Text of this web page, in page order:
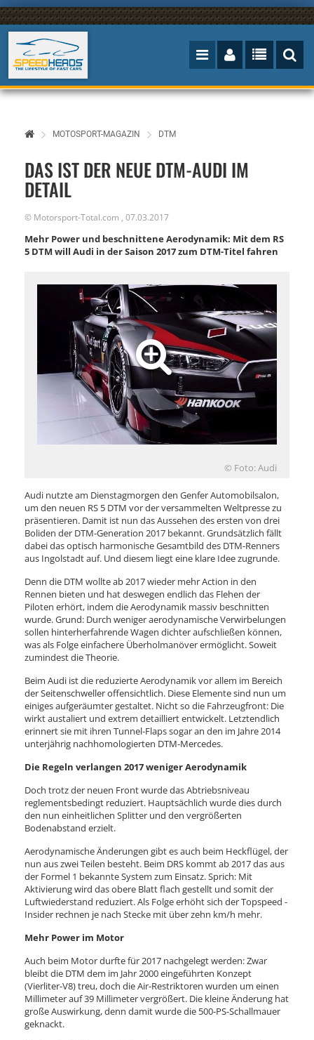
MOTOSPORT-MAGAZIN DTM
DAS IST DER NEUE DTM-AUDI IM
DETAIL
© Motorsport-Total.com , 07.03.2017
Mehr Power und beschnittene Aerodynamik: Mit dem RS
5 DTM will Audi in der Saison 2017 zum DTM-Titel fahren
© Foto: Audi
Audi nutzte am Dienstagmorgen den Genfer Automobilsalon,
um den neuen RS 5 DTM vor der versammelten Weltpresse zu
präsentieren. Damit ist nun das Aussehen des ersten von drei
Boliden der DTM-Generation 2017 bekannt. Grundsätzlich fällt
dabei das optisch harmonische Gesamtbild des DTM-Renners
aus Ingolstadt auf. Und diesem liegt eine klare Idee zugrunde.
Denn die DTM wollte ab 2017 wieder mehr Action in den
Rennen bieten und hat deswegen endlich das Flehen der
Piloten erhört, indem die Aerodynamik massiv beschnitten
wurde. Grund: Durch weniger aerodynamische Verwirbelungen
sollen hinterherfahrende Wagen dichter aufschließen können,
was als Folge einfachere Überholmanöver ermöglicht. Soweit
zumindest die Theorie.
Beim Audi ist die reduzierte Aerodynamik vor allem im Bereich
der Seitenschweller offensichtlich. Diese Elemente sind nun um
einiges aufgeräumter gestaltet. Nicht so die Fahrzeugfront: Die
wirkt austaliert und extrem detailliert entwickelt. Letztendlich
erinnert sie mit ihren Tunnel-Flaps sogar an den im Jahre 2014
unterjährig nachhomologierten DTM-Mercedes.
Die Regeln verlangen 2017 weniger Aerodynamik
Doch trotz der neuen Front wurde das Abtriebsniveau
reglementsbedingt reduziert. Hauptsächlich wurde dies durch
den nun einheitlichen Splitter und den vergrößerten
Bodenabstand erzielt.
Aerodynamische Änderungen gibt es auch beim Heckflügel, der
nun aus zwei Teilen besteht. Beim DRS kommt ab 2017 das aus
der Formel 1 bekannte System zum Einsatz. Sprich: Mit
Aktivierung wird das obere Blatt flach gestellt und somit der
Luftwiederstand reduziert. Als Folge erhöht sich der Topspeed -
Insider rechnen je nach Stecke mit über zehn km/h mehr.
Mehr Power im Motor
Auch beim Motor durfte für 2017 nachgelegt werden: Zwar
bleibt die DTM dem im Jahr 2000 eingeführten Konzept
(Vierliter-V8) treu, doch die Air-Restriktoren wurden um einen
Millimeter auf 39 Millimeter vergrößert. Die kleine Änderung hat
große Auswirkung, denn damit wurde die 500-PS-Schallmauer
geknackt.